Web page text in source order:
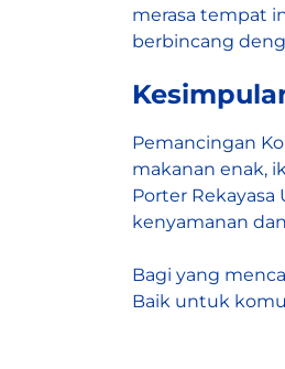
merasa tempat
berbincang
Pemancingan
makanan enak,
Porter
kenyamanan
Bagi yang
Baik untuk